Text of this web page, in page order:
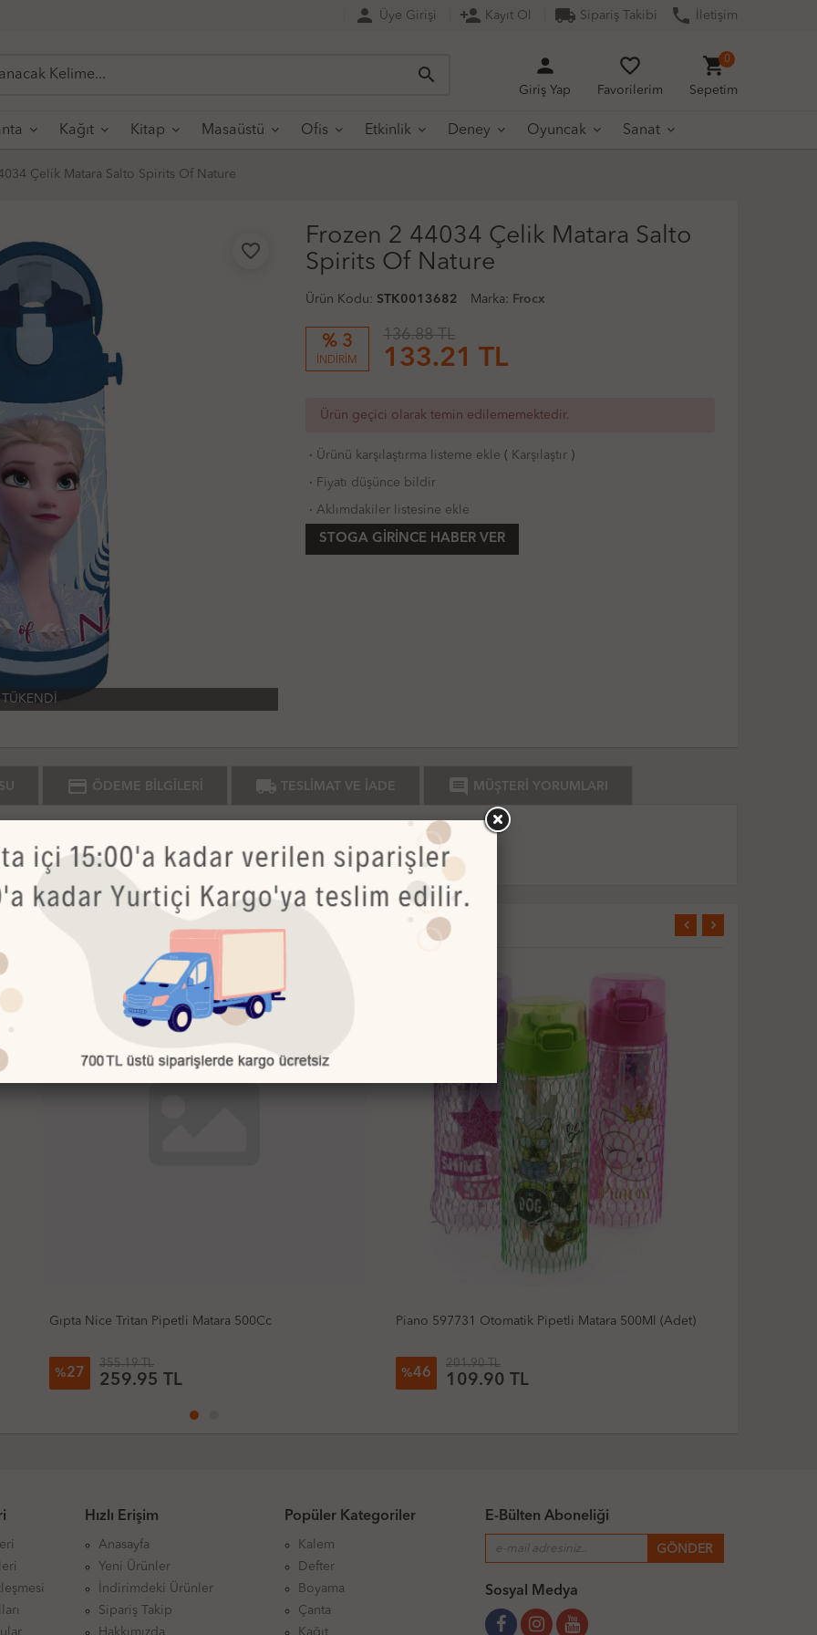
person Üye Girişi person_add Kayıt Ol local_shipping Sipariş Takibi phone İletişim
search person
Giriş Yap
favorite_border
Favorilerim
shopping_cart
Sepetim
0
Kağıt Kitap Masaüstü Ofis Etkinlik Deney Oyuncak Sanat
Çelik Matara Salto Spirits Of Nature
favorite_border
TÜKENDİ
Frozen 2 44034 Çelik Matara Salto
Spirits Of Nature
Ürün Kodu: STK0013682 Marka: Frocx
% 3
İNDİRİM
136.88 TL
133.21 TL
Ürün geçici olarak temin edilememektedir.
· Ürünü karşılaştırma listeme ekle ( Karşılaştır)
· Fiyatı düşünce bildir
· Aklımdakiler listesine ekle
STOGA GIRINCE HABER VER
credit_card ÖDEME BİLGİLERİ local_shipping TESLİMAT VE İADE comment MÜŞTERİ YORUMLARI
Bu Ürünler de İlginizi Çekebilir
Gıpta Nice Tritan Pipetli Matara 500Cc
27
355.19 TL
259.95 TL
Piano 597731 Otomatik Pipetli Matara 500Ml (Adet)
46
201.90 TL
109.90 TL
Hızlı Erişim
Anasayfa
Yeni Ürünler
İndirimdeki Ürünler
Sipariş Takip
Popüler Kategoriler
Kalem
Defter
Boyama
Çanta
E-Bülten Aboneliği
Sosyal Medya